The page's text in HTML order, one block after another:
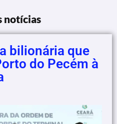
notícias
bilionária que
do Pecém à